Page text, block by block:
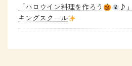
「ハロウイン料理を作ろう
♪
キングスクール